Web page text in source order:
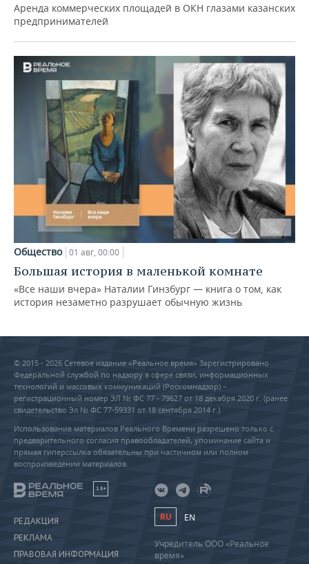
Аренда коммерческих площадей в ОКН глазами казанских
предпринимателей
Общество 01 авг, 00:00
Большая история в маленькой комнате
«Все наши вчера» Наталии Гинзбург — книга о том, как
история незаметно разрушает обычную жизнь
© 2015 - 2026 Сетевое издание «Реальное время» Зарегистрировано
Федеральной службой по надзору в сфере связи, информационных
технологий и массовых коммуникаций (Роскомнадзор) –
регистрационный номер ЭЛ № ФС 77 - 79627 от 18 декабря 2020 г. (ранее
свидетельство Эл № ФС 77-59331 от 18 сентября 2014 г.)
Использование материалов Реального Времени разрешено только с
предварительного согласия правообладателей, упоминание сайта и
прямая гиперссылка обязательны при частичном или полном
воспроизведении материалов.
18+
РЕДАКЦИЯ
РЕКЛАМА
ПРАВОВАЯ ИНФОРМАЦИЯ
RU EN
Учредитель ООО «Реальное
время»